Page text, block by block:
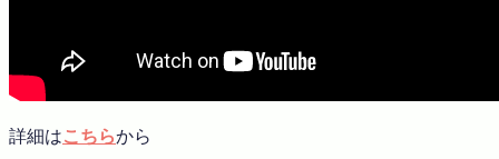
詳細はこちらから